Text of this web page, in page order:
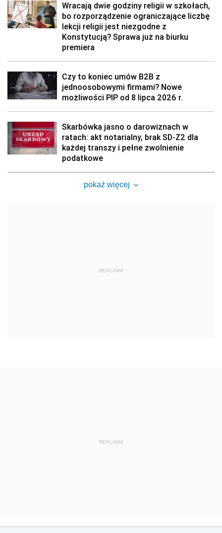
Wracają dwie godziny religii w szkołach,
bo rozporządzenie ograniczające liczbę
lekcji religii jest niezgodne z
Konstytucją? Sprawa już na biurku
premiera
Czy to koniec umów B2B z
jednoosobowymi firmami? Nowe
możliwości PIP od 8 lipca 2026 r.
Skarbówka jasno o darowiznach w
ratach: akt notarialny, brak SD-Z2 dla
każdej transzy i pełne zwolnienie
podatkowe
pokaż więcej
REKLAMA
REKLAMA